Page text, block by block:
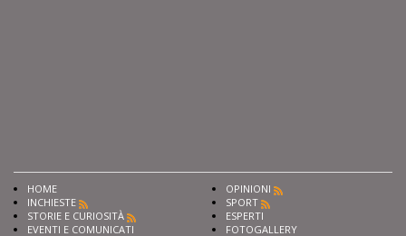
HOME
INCHIESTE
STORIE E CURIOSITÀ
EVENTI E COMUNICATI
OPINIONI
SPORT
ESPERTI
FOTOGALLERY